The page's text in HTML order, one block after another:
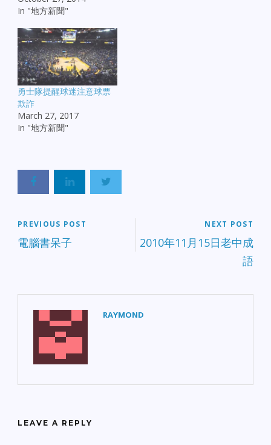
In "地方新聞"
勇士隊提醒球迷注意球票
欺詐
March 27, 2017
In "地方新聞"
PREVIOUS POST
電腦書呆子
NEXT POST
2010年11月15日老中成
語
RAYMOND
LEAVE A REPLY